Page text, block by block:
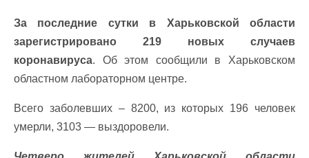
За последние сутки в Харьковской области
зарегистрировано 219 новых случаев
коронавируса. Об этом сообщили в Харьковском
областном лабораторном центре.
Всего заболевших – 8200, из которых 196 человек
умерли, 3103 — выздоровели.